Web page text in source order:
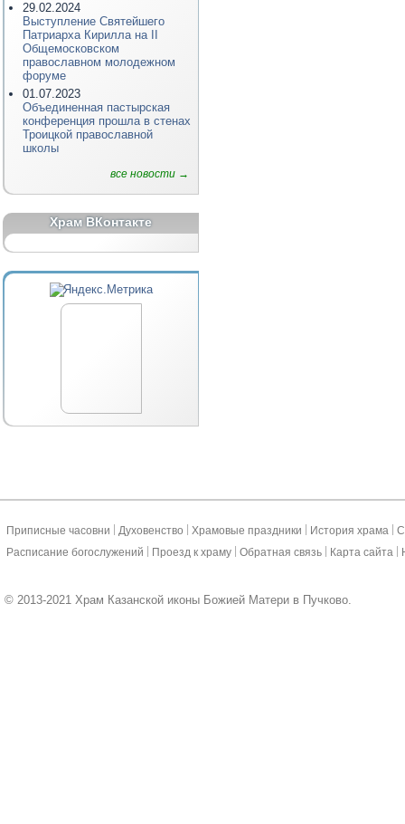
29.02.2024
Выступление Святейшего
Патриарха Кирилла на II
Общемосковском
православном молодежном
форуме
01.07.2023
Объединенная пастырская
конференция прошла в стенах
Троицкой православной
школы
все новости →
Храм ВКонтакте
Приписные часовни Духовенство Храмовые праздники История храма
Расписание богослужений
Проезд к храму Обратная связь Карта сайта
© 2013-2021 Храм Казанской иконы Божией Матери в Пучково.